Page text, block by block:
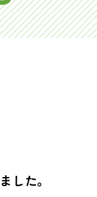
した。